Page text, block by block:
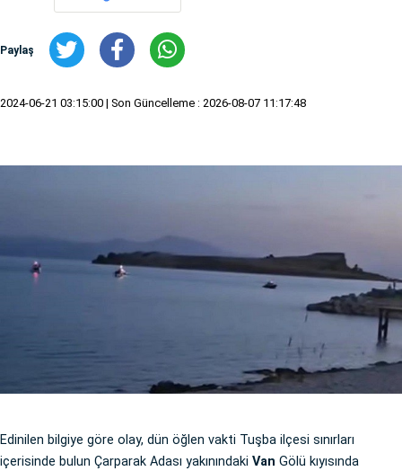
Paylaş
2024-06-21 03:15:00 | Son Güncelleme : 2026-08-07 11:17:48
Edinilen bilgiye göre olay, dün öğlen vakti Tuşba ilçesi sınırları
içerisinde bulun Çarparak Adası yakınındaki Van Gölü kıyısında